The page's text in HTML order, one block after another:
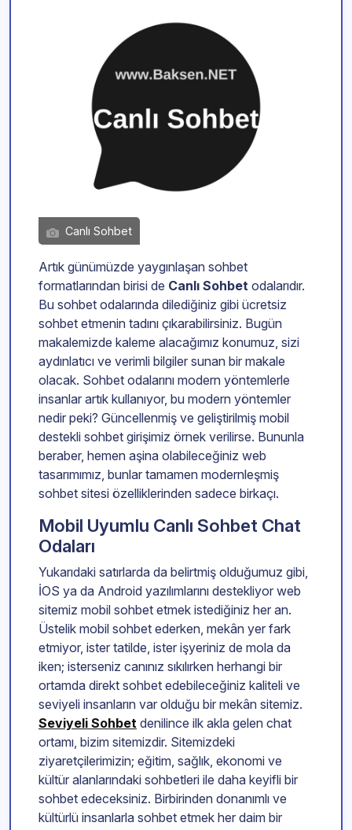
Canlı Sohbet
Artık günümüzde yaygınlaşan sohbet
formatlarından birisi de Canlı Sohbet odalarıdır.
Bu sohbet odalarında dilediğiniz gibi ücretsiz
sohbet etmenin tadını çıkarabilirsiniz. Bugün
makalemizde kaleme alacağımız konumuz, sizi
aydınlatıcı ve verimli bilgiler sunan bir makale
olacak. Sohbet odalarını modern yöntemlerle
insanlar artık kullanıyor, bu modern yöntemler
nedir peki? Güncellenmiş ve geliştirilmiş mobil
destekli sohbet girişimiz örnek verilirse. Bununla
beraber, hemen aşina olabileceğiniz web
tasarımımız, bunlar tamamen modernleşmiş
sohbet sitesi özelliklerinden sadece birkaçı.
Mobil Uyumlu Canlı Sohbet Chat
Odaları
Yukarıdaki satırlarda da belirtmiş olduğumuz gibi,
İOS ya da Android yazılımlarını destekliyor web
sitemiz mobil sohbet etmek istediğiniz her an.
Üstelik mobil sohbet ederken, mekân yer fark
etmiyor, ister tatilde, ister işyeriniz de mola da
iken; isterseniz canınız sıkılırken herhangi bir
ortamda direkt sohbet edebileceğiniz kaliteli ve
seviyeli insanların var olduğu bir mekân sitemiz.
Seviyeli Sohbet denilince ilk akla gelen chat
ortamı, bizim sitemizdir. Sitemizdeki
ziyaretçilerimizin; eğitim, sağlık, ekonomi ve
kültür alanlarındaki sohbetleri ile daha keyifli bir
sohbet edeceksiniz. Birbirinden donanımlı ve
kültürlü insanlarla sohbet etmek her daim bir